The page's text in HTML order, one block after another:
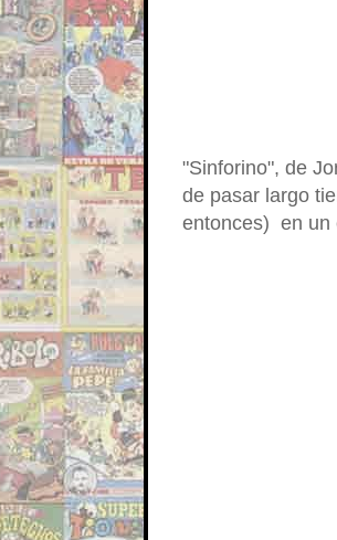
"Sinforino", de
de pasar largo
entonces) en un